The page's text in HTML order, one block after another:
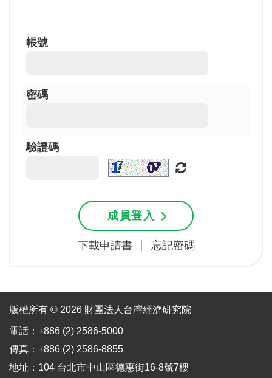
帳號
密碼
驗證碼
成員登入
下載申請書 忘記密碼
版權所有 © 2026 財團法人台灣經濟研究院
電話：+886 (2) 2586-5000
傳真：+886 (2) 2586-8855
地址：104 台北市中山區德惠街16-8號7樓